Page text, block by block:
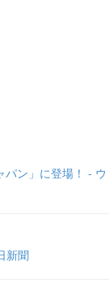
ン」に登場！ - ウ
新聞